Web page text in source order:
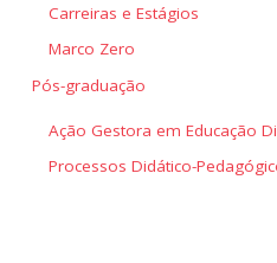
Carreiras e Estágios
Marco Zero
Pós-graduação
Ação Gestora em Educação
Processos Didático-